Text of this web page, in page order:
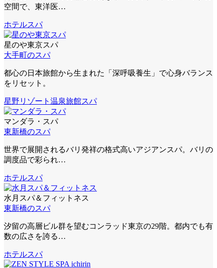
空間で、東洋医…
ホテルスパ
星のや東京スパ
大手町のスパ
都心の日本旅館から生まれた「深呼吸養生」で心身バランス
をリセット。
星野リゾート 温泉旅館スパ
マンダラ・スパ
東新橋のスパ
世界で展開されるバリ発祥の格式高いアジアンスパ。バリの
調度品で彩られ…
ホテルスパ
水月スパ＆フィットネス
東新橋のスパ
汐留の高層ビル群を望むコンラッド東京の29階。都内でも有
数の広さを誇る…
ホテルスパ